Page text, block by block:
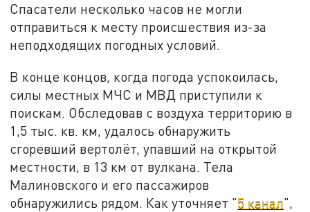
Спасатели несколько часов не могли
отправиться к месту происшествия из-за
неподходящих погодных условий.
В конце концов, когда погода успокоилась,
силы местных МЧС и МВД приступили к
поискам. Обследовав с воздуха территорию в
1,5 тыс. кв. км, удалось обнаружить
сгоревший вертолёт, упавший на открытой
местности, в 13 км от вулкана. Тела
Малиновского и его пассажиров
обнаружились рядом. Как уточняет "5 канал",